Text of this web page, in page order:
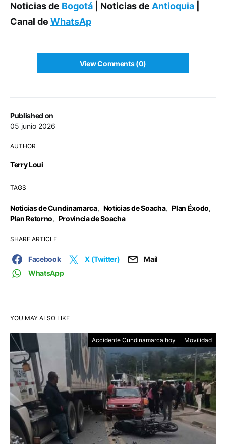
Published on
05 junio 2026
AUTHOR
Terry Loui
TAGS
Noticias de Cundinamarca, Noticias de Soacha, Plan Éxodo,
Plan Retorno, Provincia de Soacha
SHARE ARTICLE
Facebook X (Twitter)
Mail
WhatsApp
Noticias de Bogotá | Noticias de Antioquia
Canal de WhatsAp
View Comments (0)
YOU MAY ALSO LIKE
Accidente Cundinamarca hoy Movilidad